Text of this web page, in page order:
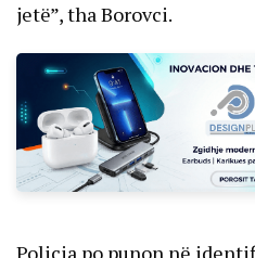
jetë”, tha Borovci.
Policia po punon në